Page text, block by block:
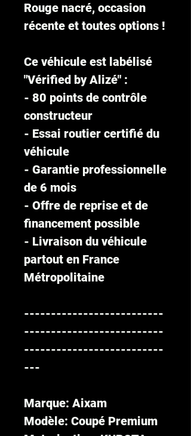
Rouge nacré, occasion
récente et toutes options !
Ce véhicule est labélisé
"Vérified by Alizé" :
- 80 points de contrôle
constructeur
- Essai routier certifié du
véhicule
- Garantie professionnelle
de 6 mois
- Offre de reprise et de
financement possible
- Livraison du véhicule
partout en France
Métropolitaine
--------------------------
--------------------------
--------------------------
---
Marque: Aixam
Modèle: Coupé Premium